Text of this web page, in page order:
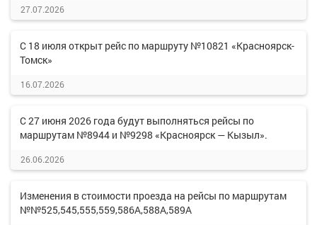
27.07.2026
С 18 июля открыт рейс по маршруту №10821 «Красноярск-
Томск»
16.07.2026
С 27 июня 2026 года будут выполняться рейсы по
маршрутам №8944 и №9298 «Красноярск — Кызыл».
26.06.2026
Изменения в стоимости проезда на рейсы по маршрутам
№№525,545,555,559,586А,588А,589А